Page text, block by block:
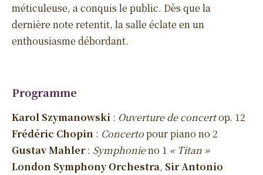
méticuleuse, a conquis le public. Dès que la
dernière note retentit, la salle éclate en un
enthousiasme débordant.
Programme
Karol Szymanowski : Ouverture de concertop. 12
Frédéric Chopin : Concertopour piano no 2
Gustav Mahler: Symphonieno 1 « Titan »
London Symphony Orchestra, Sir Antonio